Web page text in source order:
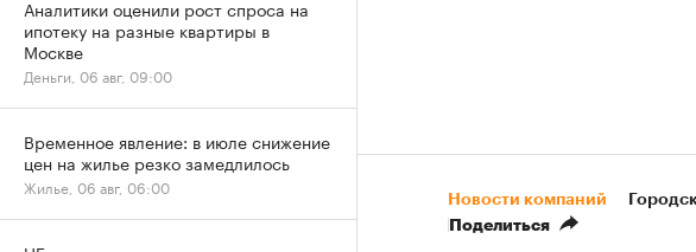
Новости компаний
Поделиться
Аналитики оценили рост спроса на
ипотеку на разные квартиры в
Москве
Деньги, 06 авг, 09:00
Временное явление: в июле снижение
цен на жилье резко замедлилось
Жилье, 06 авг, 06:00